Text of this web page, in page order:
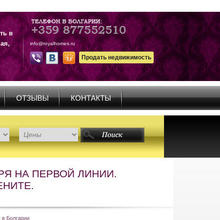
в
info@royalhomes.ru
Продать недвижимость
ОТЗЫВЫ КОНТАКТЫ
НА ПЕРВОЙ ЛИНИИ.
в Болгарии